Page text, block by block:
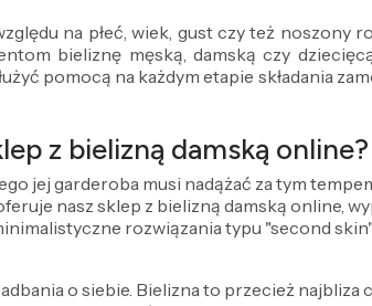
na płeć, wiek, gust czy też
bieliznę męską, damską czy
pomocą na każdym etapie składania
z bielizną damską online?
jej garderoba musi nadążać za tym
nasz sklep z bielizną damską online,
rozwiązania typu "second
o siebie. Bielizna to przecież